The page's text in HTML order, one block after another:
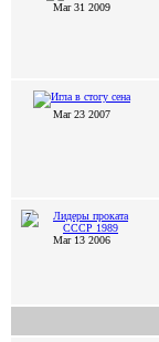
Mar 31 2009
Mar 23 2007
7
Mar 13 2006